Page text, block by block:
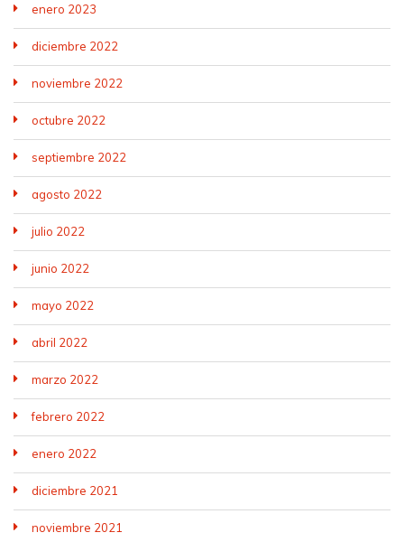
enero 2023
diciembre 2022
noviembre 2022
octubre 2022
septiembre 2022
agosto 2022
julio 2022
junio 2022
mayo 2022
abril 2022
marzo 2022
febrero 2022
enero 2022
diciembre 2021
noviembre 2021